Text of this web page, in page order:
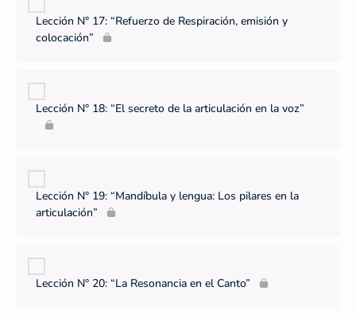
Lección N° 17: “Refuerzo de Respiración, emisión y
colocación”
Lección N° 18: “El secreto de la articulación en la voz”
Lección N° 19: “Mandíbula y lengua: Los pilares en la
articulación”
Lección N° 20: “La Resonancia en el Canto”